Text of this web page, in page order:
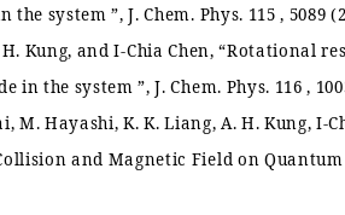
the system”, J. Chem. Phys. 115 , 5089
Kung, and I-Chia Chen,“Rotational
in the system”, J. Chem. Phys. 116 ,
M. Hayashi, K. K. Liang, A. H. Kung, I-
and Magnetic Field on Quantum